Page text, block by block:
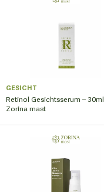
GESICHT
Retinol Gesichtsserum – 30ml
Zorina mast